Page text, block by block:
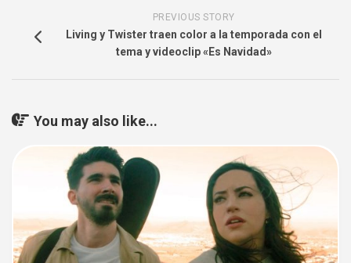
PREVIOUS STORY
Living y Twister traen color a la temporada con el
tema y videoclip «Es Navidad»
You may also like...